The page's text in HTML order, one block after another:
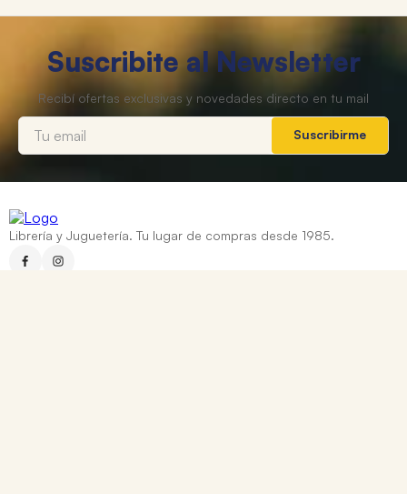
Suscribite al Newsletter
Suscribirme
Librería y Juguetería. Tu lugar de compras desde 1985.